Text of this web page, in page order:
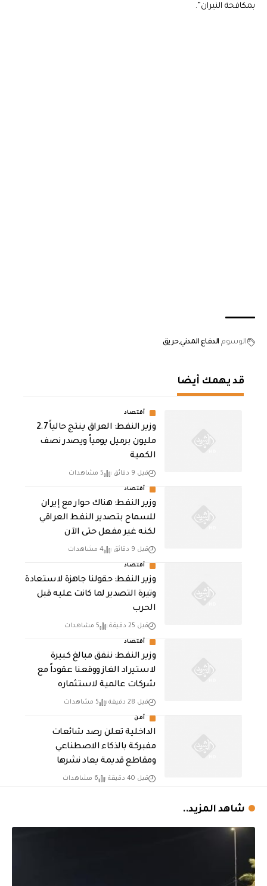
بمكافحة النيران”.
الوسوم الدفاع المدنيحريق
قد يهمك أيضا
أقتصاد
وزير النفط: العراق ينتج حالياً 2.7
مليون برميل يومياً ويصدر نصف
الكمية
قبل 9 دقائق 5 مشاهدات
أقتصاد
وزير النفط: هناك حوار مع إيران
للسماح بتصدير النفط العراقي
لكنه غير مفعل حتى الآن
قبل 9 دقائق 4 مشاهدات
أقتصاد
وزير النفط: حقولنا جاهزة لاستعادة
وتيرة التصدير لما كانت عليه قبل
الحرب
قبل 25 دقيقة 5 مشاهدات
أقتصاد
وزير النفط: ننفق مبالغ كبيرة
لاستيراد الغاز ووقعنا عقوداً مع
شركات عالمية لاستثماره
قبل 28 دقيقة 5 مشاهدات
أمن
الداخلية تعلن رصد شائعات
مفبركة بالذكاء الاصطناعي
ومقاطع قديمة يعاد نشرها
قبل 40 دقيقة 6 مشاهدات
شاهد المزيد..